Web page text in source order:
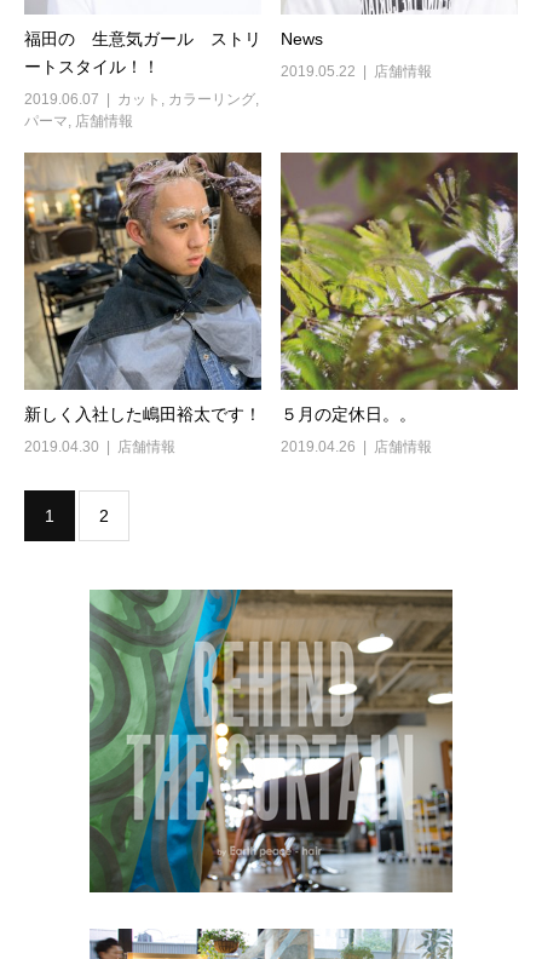
福田の 生意気ガール ストリ
ートスタイル！！
2019.06.07 カット , カラーリング,
パーマ, 店舗情報
News
2019.05.22 店舗情報
新しく入社した嶋田裕太です！
2019.04.30 店舗情報
５月の定休日。。
2019.04.26 店舗情報
1 2